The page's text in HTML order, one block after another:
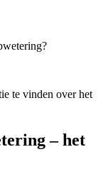
te vinden over het
– het